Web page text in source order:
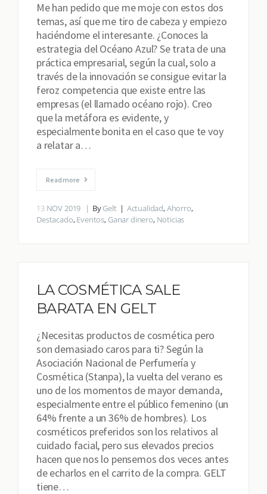
Me han pedido que me moje con estos dos
temas, así que me tiro de cabeza y empiezo
haciéndome el interesante. ¿Conoces la
estrategia del Océano Azul? Se trata de una
práctica empresarial, según la cual, solo a
través de la innovación se consigue evitar la
feroz competencia que existe entre las
empresas (el llamado océano rojo). Creo
que la metáfora es evidente, y
especialmente bonita en el caso que te voy
a relatar a…
Read more
13 NOV 2019 ByGelt Actualidad,Ahorro,
Destacado,Eventos, Ganar dinero, Noticias
LA COSMÉTICA SALE
BARATA EN GELT
¿Necesitas productos de cosmética pero
son demasiado caros para ti? Según la
Asociación Nacional de Perfumería y
Cosmética (Stanpa), la vuelta del verano es
uno de los momentos de mayor demanda,
especialmente entre el público femenino (un
64% frente a un 36% de hombres). Los
cosméticos preferidos son los relativos al
cuidado facial, pero sus elevados precios
hacen que nos lo pensemos dos veces antes
de echarlos en el carrito de la compra. GELT
tiene…